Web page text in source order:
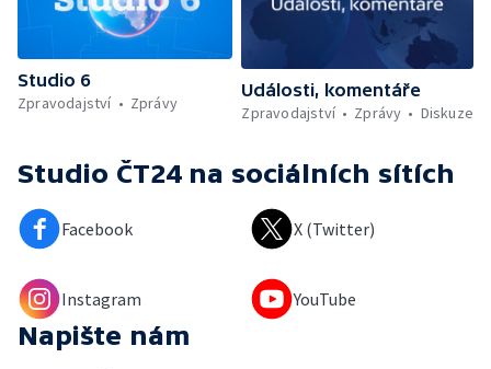
Studio 6
Zpravodajství
Zprávy
Události, komentáře
Zpravodajství
Zprávy Diskuze
Studio ČT24 na sociálních sítích
Facebook X (Twitter)
Instagram YouTube
Napište nám